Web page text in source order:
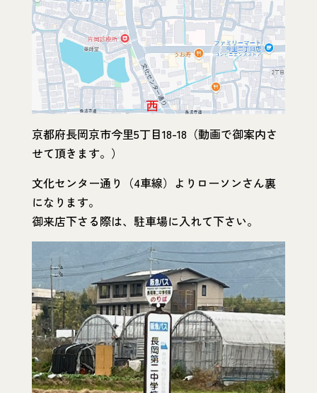
京都府長岡京市今里5丁目18-18（動画で御案内さ
せて頂きます。）
文化センター通り（4車線）よりローソンさん裏
になります。
御来店下さる際は、駐車場に入れて下さい。